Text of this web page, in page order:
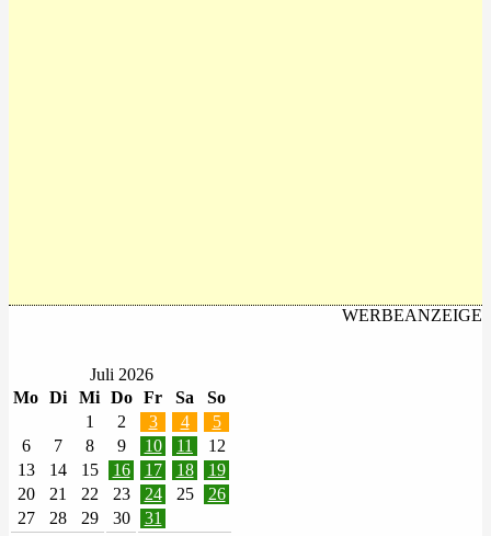
WERBEANZEIGE
Juli 2026
Mo Di Mi Do Fr Sa So
1 2 3 4
5
6
7 8 9 10 11
12
13
14 15 16 17 18
19
20
21 22 23 24 25
26
27
28 29 30 31